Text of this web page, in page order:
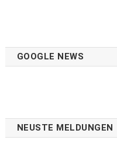
GOOGLE NEWS
NEUSTE MELDUNGEN